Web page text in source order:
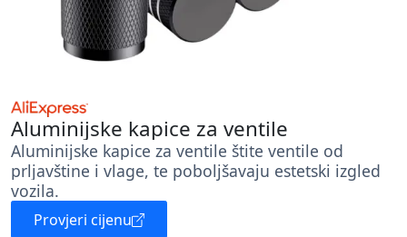
Aluminijske kapice za ventile
Aluminijske kapice za ventile štite ventile od
prljavštine i vlage, te poboljšavaju estetski izgled
vozila.
Provjeri cijenu